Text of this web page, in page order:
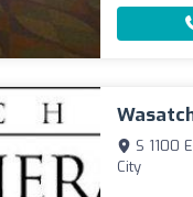
S 1100
City